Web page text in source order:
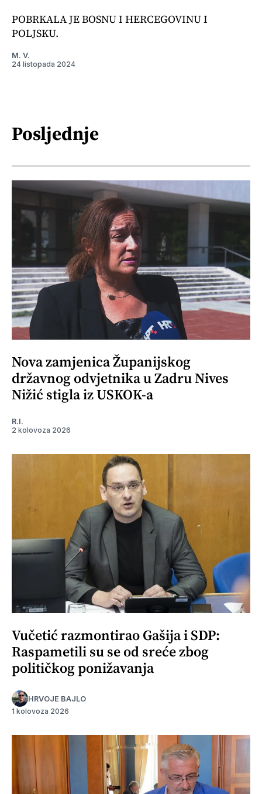
POBRKALA JE BOSNU I HERCEGOVINU I
POLJSKU.
M. V.
24 listopada 2024
Posljednje
Nova zamjenica Županijskog
državnog odvjetnika u Zadru Nives
Nižić stigla iz USKOK-a
R.I.
2 kolovoza 2026
Vučetić razmontirao Gašija i SDP:
Raspametili su se od sreće zbog
političkog ponižavanja
HRVOJE BAJLO
1 kolovoza 2026